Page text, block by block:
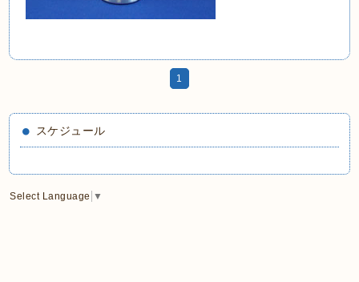
1
スケジュール
Select Language ▼